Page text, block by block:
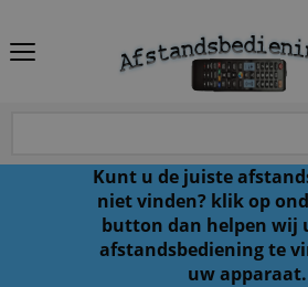
Kunt u de juiste
niet vinden? klik op
button dan helpen wij
afstandsbediening te
uw apparaat.